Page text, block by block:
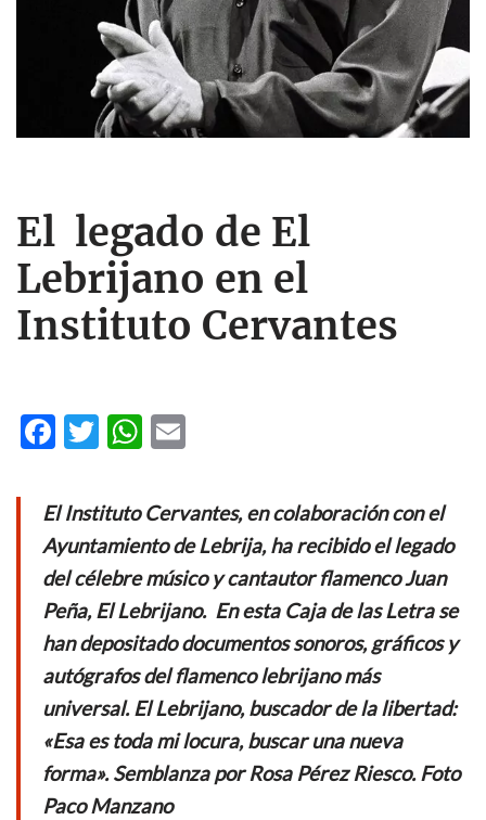
El legado de El
Lebrijano en el
Instituto Cervantes
F
e
b
o
o
k
T
itt
er
W
at
s
A
p
p
ail
El Instituto Cervantes, en colaboración con el
Ayuntamiento de Lebrija, ha recibido el legado
del célebre músico y cantautor flamenco Juan
Peña, El Lebrijano. En esta Caja de las Letra se
han depositado documentos sonoros, gráficos y
autógrafos del flamenco lebrijano más
universal. El Lebrijano, buscador de la libertad:
«Esa es toda mi locura, buscar una nueva
forma». Semblanza por Rosa Pérez Riesco. Foto
Paco Manzano